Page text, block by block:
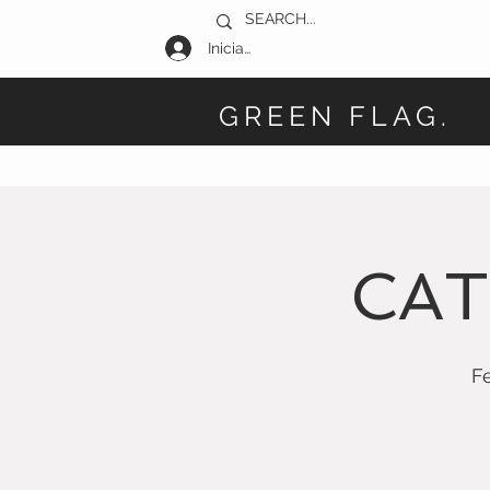
Iniciar sesión
GREEN FLAG.